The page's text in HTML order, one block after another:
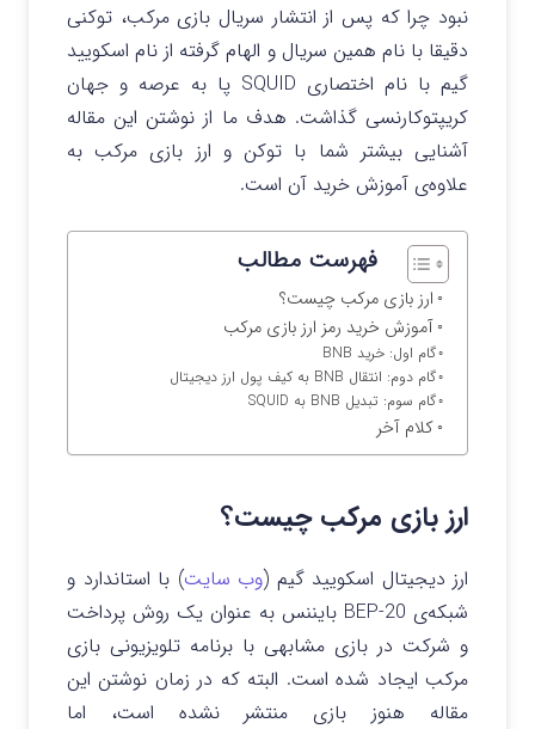
نبود چرا که پس از انتشار سریال بازی مرکب، توکنی
دقیقا با نام همین سریال و الهام گرفته از نام اسکویید
گیم با نام اختصاری SQUID پا به عرصه‌ و جهان
کریپتوکارنسی گذاشت. هدف ما از نوشتن این مقاله
آشنایی بیشتر شما با توکن و ارز بازی مرکب به
علاوه‌ی آموزش خرید آن است.
فهرست مطالب
ارز بازی مرکب چیست؟
آموزش خرید رمز ارز بازی مرکب
گام اول: خرید BNB
گام دوم: انتقال BNB به کیف پول ارز دیجیتال
گام سوم: تبدیل BNB به SQUID
کلام آخر
ارز بازی مرکب چیست؟
ارز دیجیتال اسکویید گیم (وب سایت) با استاندارد و
شبکه‌ی BEP-20 بایننس به عنوان یک روش پرداخت
و شرکت در بازی مشابهی با برنامه تلویزیونی بازی
مرکب ایجاد شده است. البته که در زمان نوشتن این
مقاله هنوز بازی منتشر نشده است، اما